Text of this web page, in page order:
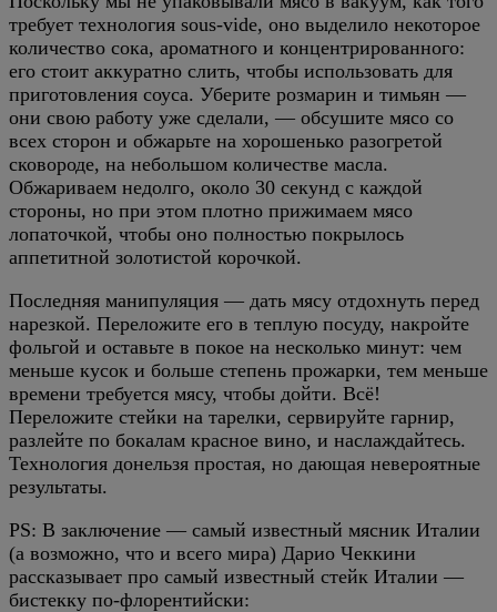
требует технология sous-vide, оно выделило некоторое
количество сока, ароматного и концентрированного:
его стоит аккуратно слить, чтобы использовать для
приготовления соуса. Уберите розмарин и тимьян —
они свою работу уже сделали, — обсушите мясо со
всех сторон и обжарьте на хорошенько разогретой
сковороде, на небольшом количестве масла.
Обжариваем недолго, около 30 секунд с каждой
стороны, но при этом плотно прижимаем мясо
лопаточкой, чтобы оно полностью покрылось
аппетитной золотистой корочкой.
Последняя манипуляция — дать мясу отдохнуть перед
нарезкой. Переложите его в теплую посуду, накройте
фольгой и оставьте в покое на несколько минут: чем
меньше кусок и больше степень прожарки, тем меньше
времени требуется мясу, чтобы дойти. Всё!
Переложите стейки на тарелки, сервируйте гарнир,
разлейте по бокалам красное вино, и наслаждайтесь.
Технология донельзя простая, но дающая невероятные
результаты.
PS: В заключение — самый известный мясник Италии
(а возможно, что и всего мира) Дарио Чеккини
рассказывает про самый известный стейк Италии —
бистекку по-флорентийски: